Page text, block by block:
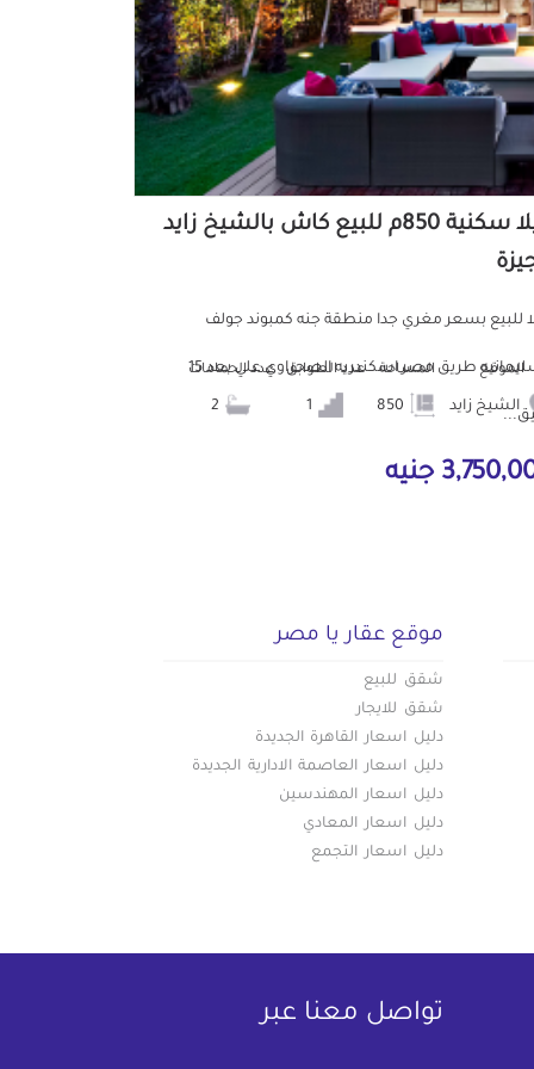
فيلا سكنية 850م للبيع كاش بالشيخ زايد
للبيع بسعر مغري جدا منطقة جنه كمبوند جولف
السليمانيه طريق مصر اسكندريه الصحراوي علي بعد 15 الموقع
الشيخ زايد
المساحة عدد الطوابق عدد الحمامات
جنيه
موقع عقار يا مصر
شقق للبيع
شقق للايجار
دليل اسعار القاهرة الجديدة
دليل اسعار العاصمة الادارية الجديدة
دليل اسعار المهندسين
دليل اسعار المعادي
دليل اسعار التجمع
تواصل معنا عبر